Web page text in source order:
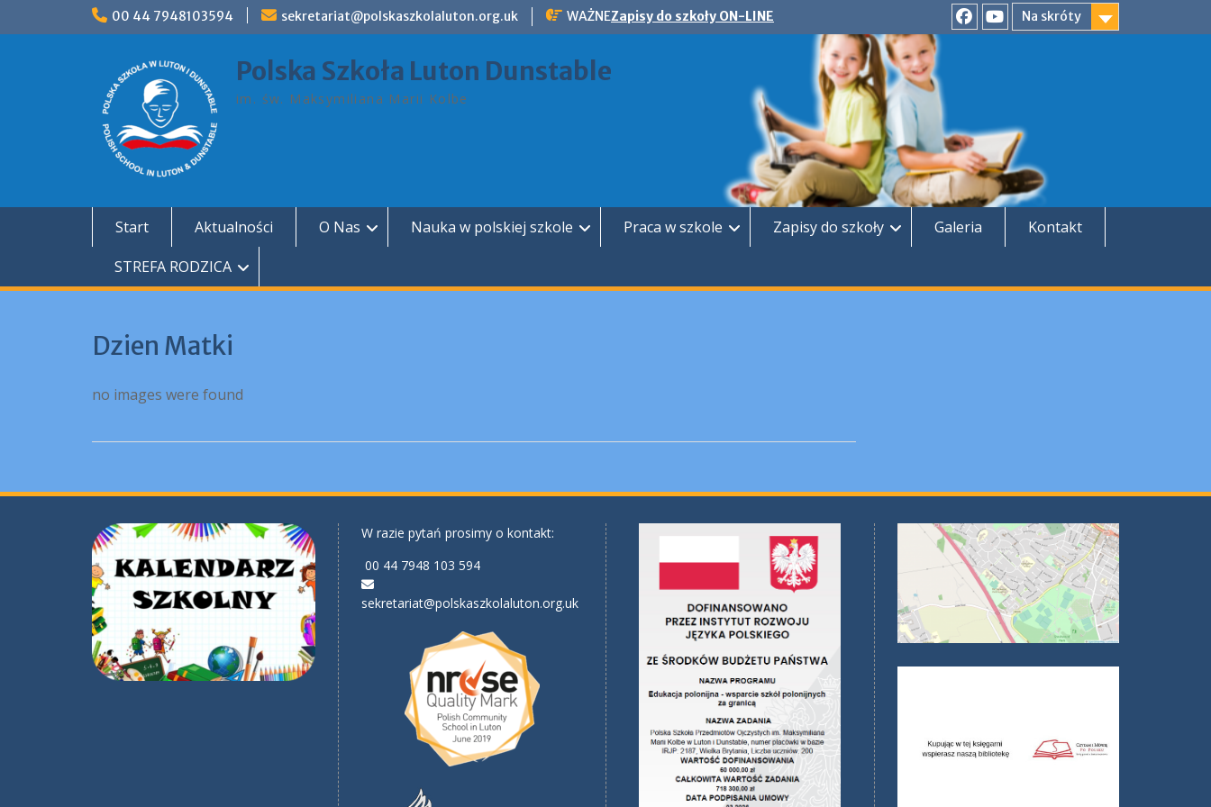
00 44 7948103594 sekretariat@polskaszkolaluton.org.uk WAŻNEZapisy do szkoły ON-LINE
Na skróty
FacebookYouTube
Polska Szkoła Luton Dunstable
im. św. Maksymiliana Marii Kolbe
Start Aktualności O Nas Nauka w polskiej szkole Praca w szkole Zapisy do szkoły Galeria
Kontakt
STREFA RODZICA
Dzien Matki
no images were found
W razie pytań prosimy o kontakt:
00 44 7948 103 594
sekretariat@polskaszkolaluton.org.uk